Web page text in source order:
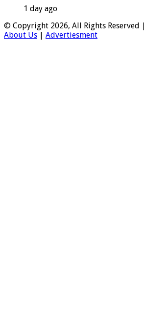
1 day ago
© Copyright 2026, All Rights Reserved |
About Us
Advertiesment